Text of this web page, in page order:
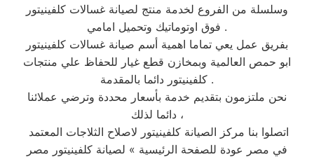
وسلسلة من الفروع لخدمة منتج لصيانة غسالات كلفينيتور
فوق اوتوماتيك وتحميل امامي .
بفريق عمل يعي تماما اهمية أسم صيانة غسالات كلفينيتور
ابو حمص العالمية وبمخازن قطع غيار للحفاظ علي منتجات
كلفينيتور دائما بالمقدمة .
نحن ملتزمون بتقديم خدمة بأسعار محددة وترضي عملائنا
دائما لذلك ،
في مصر عودة للصفحة الرئيسية » لصيانة كلفينيتور مصر